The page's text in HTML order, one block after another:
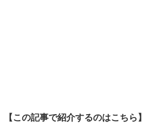
【この記事で紹介するのはこちら】